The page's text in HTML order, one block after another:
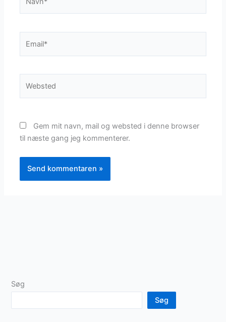
Gem mit navn, mail og websted i denne browser
til næste gang jeg kommenterer.
Søg
Søg